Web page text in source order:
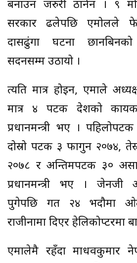
बनाउन जरुरी ठानेन । ९
सरकार ढलेपछि एमोलले
दासढुंगा घटना
सदनसम्म उठायो ।
त्यति मात्र होइन, एमाले
मात्र ४ पटक देशको
प्रधानमन्त्री भए ।
दोस्रो पटक ३ फागुन २०७४,
२०७८ र अन्तिमपटक ३०
प्रधानमन्त्री भए । जेनजी
पुगेपछि गत २४ भदौमा ओली
राजीनामा दिएर हेलिकोप्टरमा
एमालेमै रहँदा माधवकुमार